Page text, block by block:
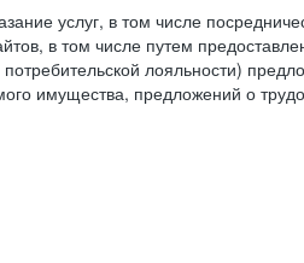
услуг, в том числе
в том числе путем
лояльности)
имущества, предложений о